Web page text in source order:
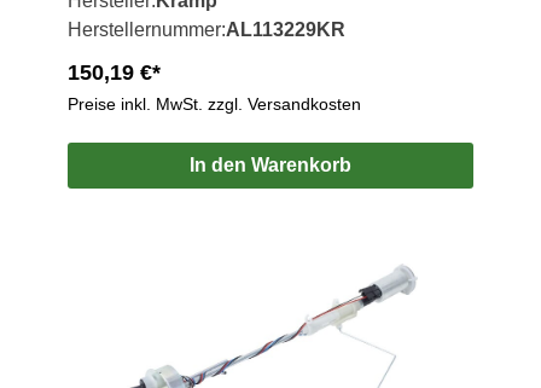
Herstellernummer:AL113229KR
150,19 €*
Preise inkl. MwSt. zzgl. Versandkosten
In den Warenkorb